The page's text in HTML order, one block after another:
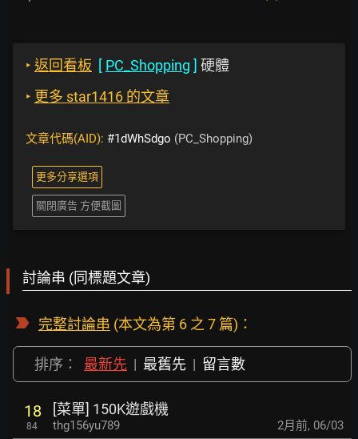
‣ 返回看板 [ PC_Shopping ] 硬體
‣ 更多 star1416 的文章
文章代碼(AID): #1dWhSdgo (PC_Shopping)
更多分享選項
關閉廣告 方便截圖
討論串 (同標題文章)
完整討論串 (本文為第 6 之 7 篇)：
排序： 最新先 | 最舊先 | 留言數
18
84
[菜單] 150K遊戲機
thg156yu789 2月前, 06/03